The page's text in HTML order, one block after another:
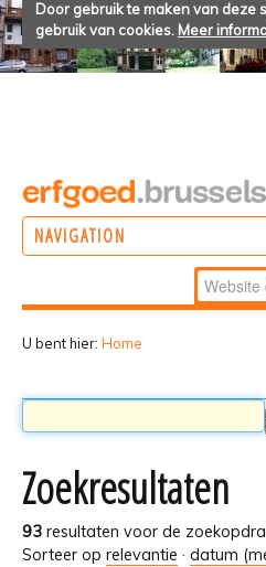
Door gebruik te maken van deze
gebruik van cookies. Meer
NAVIGATION
Zoek
U bent hier: Home
Zoekresultaten
93 resultaten voor de
Sorteer op relevantie · datum